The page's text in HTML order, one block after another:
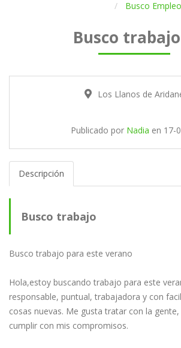
Busco Empleo
Busco trabajo
Los Llanos de
Publicado por Nadia en 17-
Descripción
Busco trabajo
Busco trabajo para este verano
Hola,estoy buscando trabajo para este
responsable, puntual, trabajadora y con
cosas nuevas. Me gusta tratar con la
cumplir con mis compromisos.